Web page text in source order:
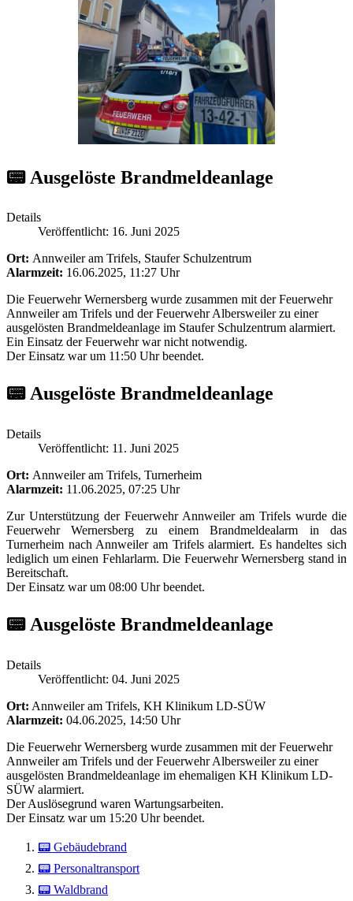
📟 Ausgelöste Brandmeldeanlage
Details
Veröffentlicht: 16. Juni 2025
Ort: Annweiler am Trifels, Staufer Schulzentrum
Alarmzeit: 16.06.2025, 11:27 Uhr
Die Feuerwehr Wernersberg wurde zusammen mit der Feuerwehr
Annweiler am Trifels und der Feuerwehr Albersweiler zu einer
ausgelösten Brandmeldeanlage im Staufer Schulzentrum alarmiert.
Ein Einsatz der Feuerwehr war nicht notwendig.
Der Einsatz war um 11:50 Uhr beendet.
📟 Ausgelöste Brandmeldeanlage
Details
Veröffentlicht: 11. Juni 2025
Ort: Annweiler am Trifels, Turnerheim
Alarmzeit: 11.06.2025, 07:25 Uhr
Zur Unterstützung der Feuerwehr Annweiler am Trifels wurde die
Feuerwehr Wernersberg zu einem Brandmeldealarm in das
Turnerheim nach Annweiler am Trifels alarmiert. Es handeltes sich
lediglich um einen Fehlarlarm. Die Feuerwehr Wernersberg stand in
Bereitschaft.
Der Einsatz war um 08:00 Uhr beendet.
📟 Ausgelöste Brandmeldeanlage
Details
Veröffentlicht: 04. Juni 2025
Ort: Annweiler am Trifels, KH Klinikum LD-SÜW
Alarmzeit: 04.06.2025, 14:50 Uhr
Die Feuerwehr Wernersberg wurde zusammen mit der Feuerwehr
Annweiler am Trifels und der Feuerwehr Albersweiler zu einer
ausgelösten Brandmeldeanlage im ehemaligen KH Klinikum LD-
SÜW alarmiert.
Der Auslösegrund waren Wartungsarbeiten.
Der Einsatz war um 15:20 Uhr beendet.
📟 Gebäudebrand
📟 Personaltransport
📟 Waldbrand